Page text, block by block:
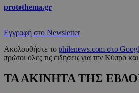
protothema.gr
Εγγραφή στο Newsletter
Ακολουθήστε το philenews.com στο
πρώτοι όλες τις ειδήσεις για την Κύπρο
ΤΑ ΑΚΙΝΗΤΑ ΤΗΣ